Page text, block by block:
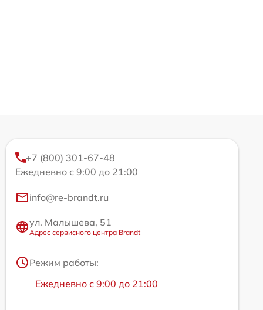
+7 (800) 301-67-48
Ежедневно с 9:00 до 21:00
info@re-brandt.ru
ул. Малышева, 51
Адрес сервисного центра Brandt
Режим работы:
Ежедневно с 9:00 до 21:00